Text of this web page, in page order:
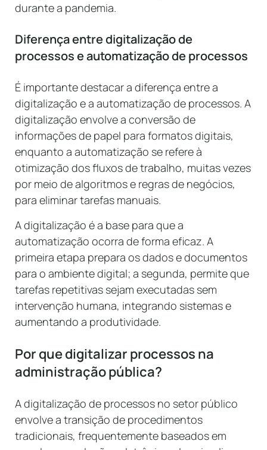
durante a pandemia.
Diferença entre digitalização de
processos e automatização de processos
É importante destacar a diferença entre a
digitalização e a automatização de processos. A
digitalização envolve a conversão de
informações de papel para formatos digitais,
enquanto a automatização se refere à
otimização dos fluxos de trabalho, muitas vezes
por meio de algoritmos e regras de negócios,
para eliminar tarefas manuais.
A digitalização é a base para que a
automatização ocorra de forma eficaz. A
primeira etapa prepara os dados e documentos
para o ambiente digital; a segunda, permite que
tarefas repetitivas sejam executadas sem
intervenção humana, integrando sistemas e
aumentando a produtividade.
Por que digitalizar processos na
administração pública?
A digitalização de processos no setor público
envolve a transição de procedimentos
tradicionais, frequentemente baseados em